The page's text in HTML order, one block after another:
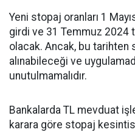
Yeni stopaj oranları 1
girdi ve 31 Temmuz 2024
olacak. Ancak, bu tarihten
alınabileceği ve
unutulmamalıdır.
Bankalarda TL mevduat
karara göre stopaj